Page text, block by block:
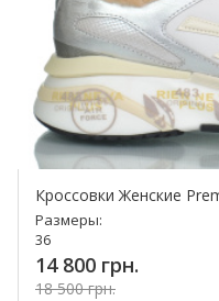
Кроссовки Женские
Размеры:
36
14 800 грн.
18 500 грн.